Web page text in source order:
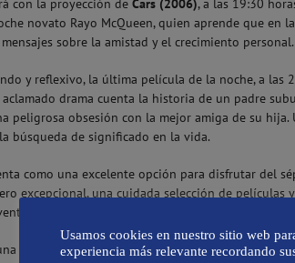
con la proyección de Cars (2006), a las 19:30
novato Rayo McQueen, quien aprende que en
sobre la amistad y el crecimiento personal.
y reflexivo, la última película de la noche, a las
aclamado drama cuenta la historia de un padre
peligrosa obsesión con la mejor amiga de su
búsqueda de significado en la vida.
como una excelente opción para disfrutar del
excepcional, una cuidada selección de películas
una cita imprescindible en el calendario de
de las proyecciones, y se espera una gran
Usamos cookies en nuestro sitio web
experiencia más relevante recordando